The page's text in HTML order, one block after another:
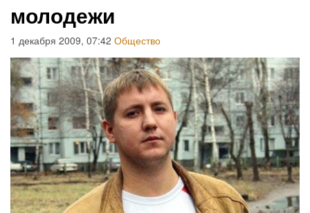
молодежи
1 декабря 2009, 07:42 Общество